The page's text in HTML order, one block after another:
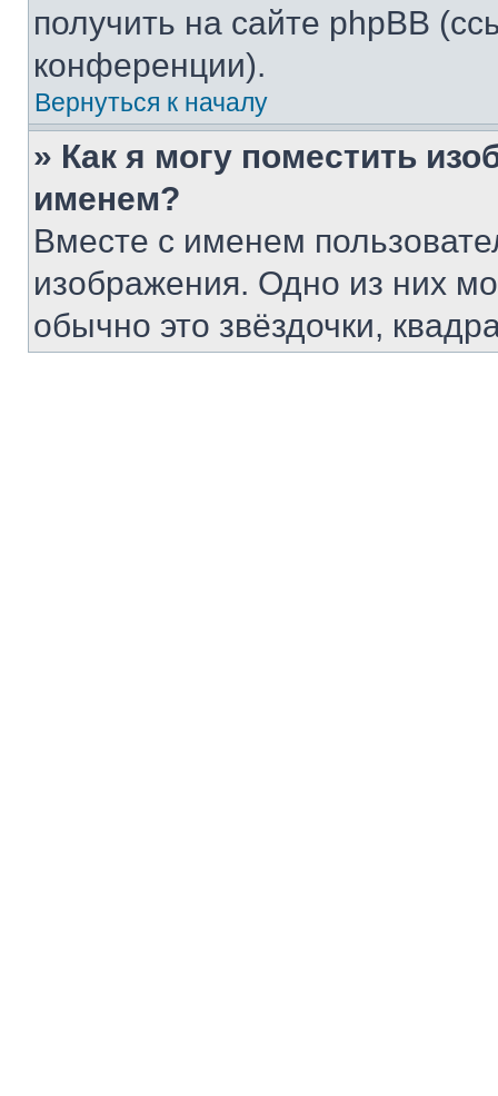
получить на сайте phpBB
конференции).
Вернуться к началу
» Как я могу поместить
именем?
Вместе с именем
изображения. Одно из них
обычно это звёздочки,